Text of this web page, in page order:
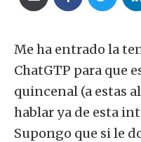
Me ha entrado la
ChatGTP para que
quincenal (a estas
hablar ya de esta
Supongo que si le